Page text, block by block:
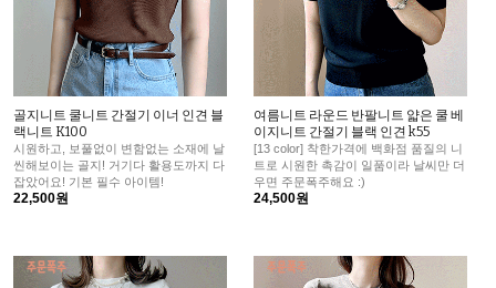
골지니트 쿨니트 간절기 이너 인견 블
랙니트 K100
시원하고, 보풀없이 변함없는 소재에 날
씬해보이는 골지! 거기다 활용도까지 다
잡았어요! 기본 필수 아이템!
22,500원
여름니트 라운드 반팔니트 얇은 쿨 베
이지니트 간절기 블랙 인견 k55
[13 color] 착한가격에 백화점 품질의 니
트로 시원한 촉감이 일품이라 날씨만 더
우면 주문폭주해요 :)
24,500원